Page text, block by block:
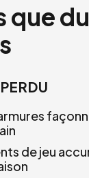
que
de jeu